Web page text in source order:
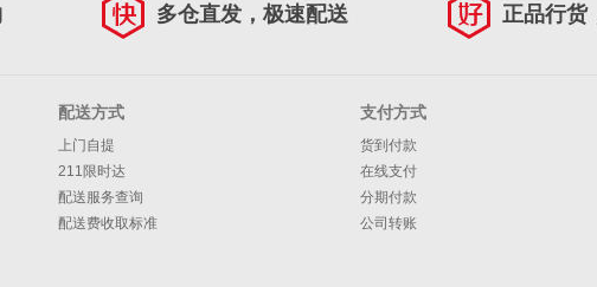
多仓直发，极速配送 正品行货
配送方式
上门自提
211限时达
配送服务查询
配送费收取标准
支付方式
货到付款
在线支付
分期付款
公司转账